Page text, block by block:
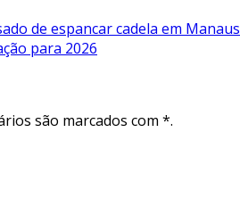
de espancar cadela em Manaus
para 2026
são marcados com *.